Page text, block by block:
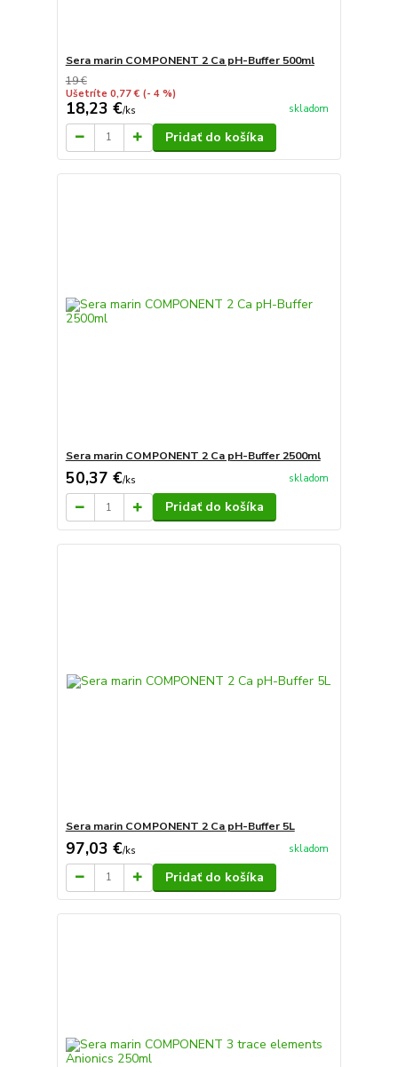
Sera marin COMPONENT 2 Ca pH-Buffer 500ml
19 €
Ušetríte 0,77 € (- 4 %)
18,23 €/ks skladom
Pridať do košíka
Sera marin COMPONENT 2 Ca pH-Buffer 2500ml
50,37 €/ks skladom
Pridať do košíka
Sera marin COMPONENT 2 Ca pH-Buffer 5L
97,03 €/ks skladom
Pridať do košíka